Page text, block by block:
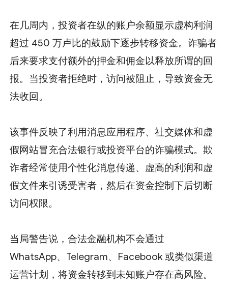
在几周内，投资者在纵的账户余额显示虚构利润
超过 450 万卢比的鼓励下逐步转移资金。诈骗者
后来要求支付额外的押金和佣金以释放所谓的回
报。当投资者拒绝时，访问被阻止，导致资金无
法收回。
该事件反映了利用消息应用程序、社交媒体和虚
假网站冒充合法银行或投资平台的诈骗模式。欺
诈者经常使用个性化消息传递、虚高的利润和虚
假文件来引诱受害者，然后在资金控制下后切断
访问权限。
当局警告说，合法金融机构不会通过
WhatsApp、Telegram、Facebook 或类似渠道
运营计划，将资金转移到未知账户存在高风险。